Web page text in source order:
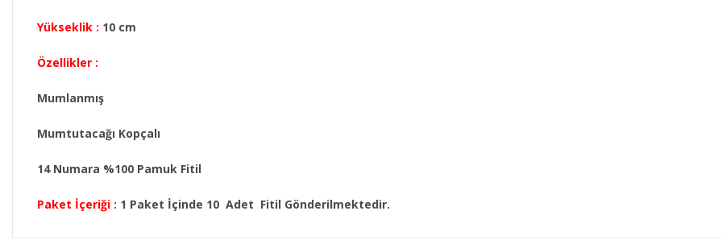
Yükseklik : 10 cm
Özellikler :
Mumlanmış
Mumtutacağı Kopçalı
14 Numara %100 Pamuk Fitil
Paket İçeriği : 1 Paket İçinde 10 Adet Fitil Gönderilmektedir.